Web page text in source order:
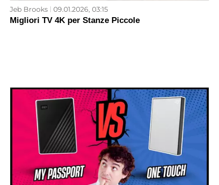
Jeb Brooks 09.01.2026, 03:15
Migliori TV 4K per Stanze Piccole